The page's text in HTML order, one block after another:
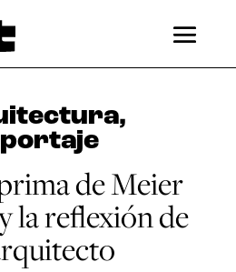
,
de Meier
la reflexión de